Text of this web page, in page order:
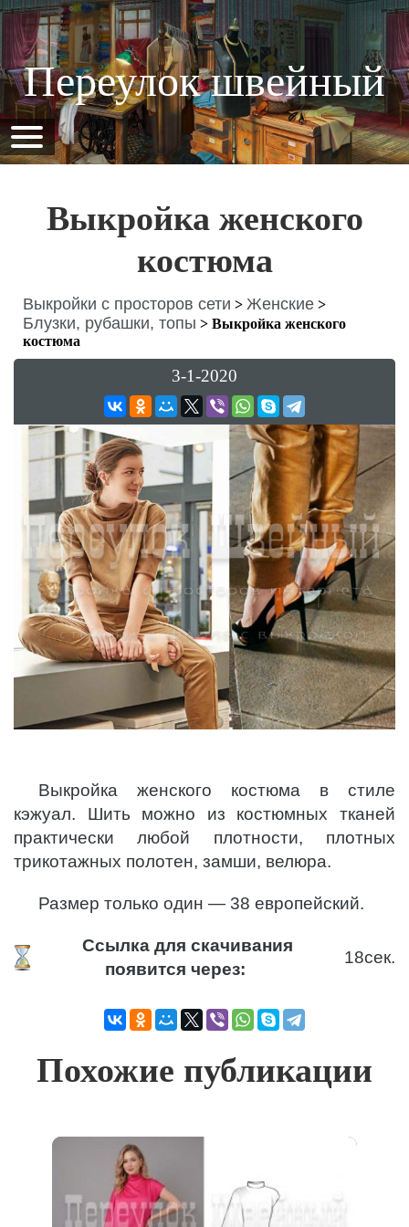
Переулок швейный
Выкройка женского
костюма
Выкройки с просторов сети > Женские >
Блузки, рубашки, топы > Выкройка женского
костюма
3-1-2020
Выкройка женского костюма в стиле
кэжуал. Шить можно из костюмных тканей
практически любой плотности, плотных
трикотажных полотен, замши, велюра.
Размер только один — 38 европейский.
Ссылка для скачивания
появится через:
18сек.
Похожие публикации